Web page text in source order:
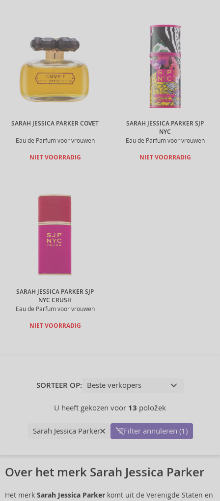
SARAH JESSICA PARKER COVET
Eau de Parfum voor vrouwen
NIET VOORRADIG
SARAH JESSICA PARKER SJP
NYC
Eau de Parfum voor vrouwen
NIET VOORRADIG
SARAH JESSICA PARKER SJP
NYC CRUSH
Eau de Parfum voor vrouwen
NIET VOORRADIG
SORTEER OP:
U heeft gekozen voor 13 položek
Sarah Jessica Parker Filter annuleren (1)
Over het merk Sarah Jessica Parker
Het merk Sarah Jessica Parker komt uit de Verenigde Staten en